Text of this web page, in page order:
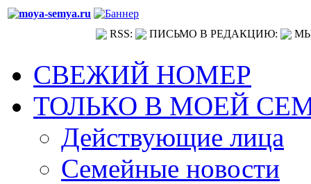
RSS: ПИСЬМО В РЕДАКЦИЮ:
СВЕЖИЙ НОМЕР
ТОЛЬКО В МОЕЙ
Действующие лица
Семейные новости